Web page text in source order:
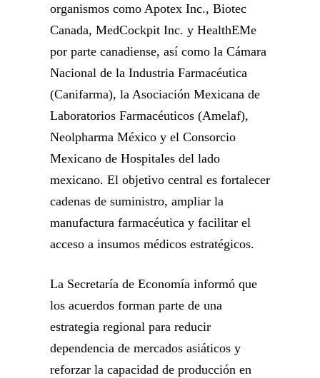
organismos como Apotex Inc., Biotec
Canada, MedCockpit Inc. y HealthEMe
por parte canadiense, así como la Cámara
Nacional de la Industria Farmacéutica
(Canifarma), la Asociación Mexicana de
Laboratorios Farmacéuticos (Amelaf),
Neolpharma México y el Consorcio
Mexicano de Hospitales del lado
mexicano. El objetivo central es fortalecer
cadenas de suministro, ampliar la
manufactura farmacéutica y facilitar el
acceso a insumos médicos estratégicos.
La Secretaría de Economía informó que
los acuerdos forman parte de una
estrategia regional para reducir
dependencia de mercados asiáticos y
reforzar la capacidad de producción en